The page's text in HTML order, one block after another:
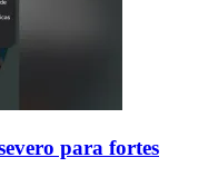
para fortes